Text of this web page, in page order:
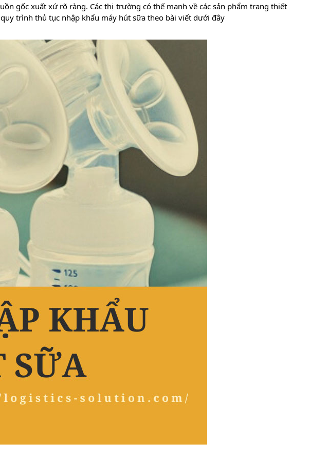
gốc xuất xứ rõ ràng. Các thị trường có thế mạnh về các sản phẩm trang thiết
trình thủ tục nhập khẩu máy hút sữa theo bài viết dưới đây